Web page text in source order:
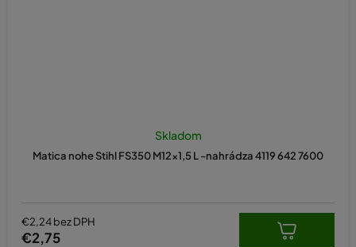
Matica nohe Stihl FS350 M12x1,5 L -nahrádza 4119 642 7600
Skladom
€2,24 bez DPH
€2,75